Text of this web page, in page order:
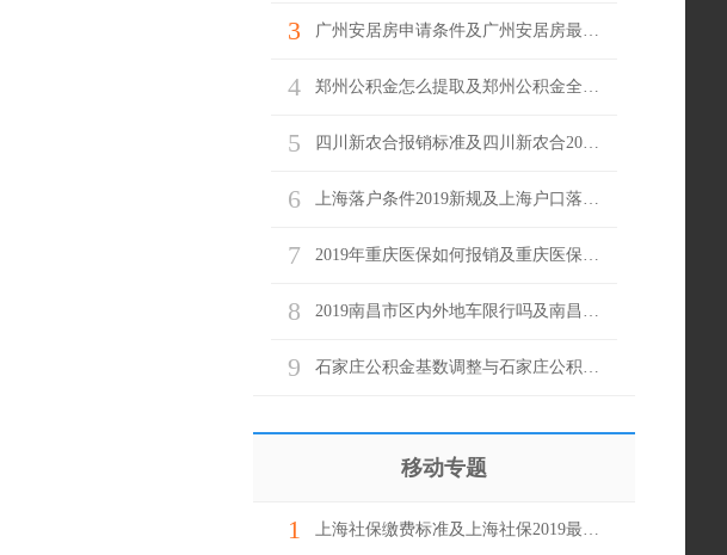
3 广州安居房申请条件及广州安居房最新消息
4 郑州公积金怎么提取及郑州公积金全额提取条件
5 四川新农合报销标准及四川新农合2019报销范围
6 上海落户条件2019新规及上海户口落户政策
7 2019年重庆医保如何报销及重庆医保报销流程
8 2019南昌市区内外地车限行吗及南昌市区内外地车限行规定
9 石家庄公积金基数调整与石家庄公积金最低标准
移动专题
1 上海社保缴费标准及上海社保2019最新基数